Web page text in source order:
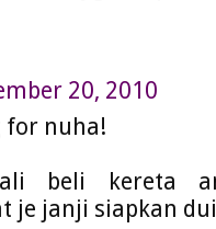
20, 2010
for nuha!
beli kereta
je janji siapkan